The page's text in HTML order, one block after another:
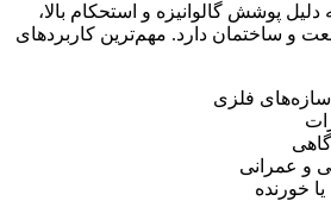
دلیل پوشش گالوانیزه و استحکام بالا،
و ساختمان دارد. مهم‌ترین کاربردهای
فلزی
و عمرانی
خورنده